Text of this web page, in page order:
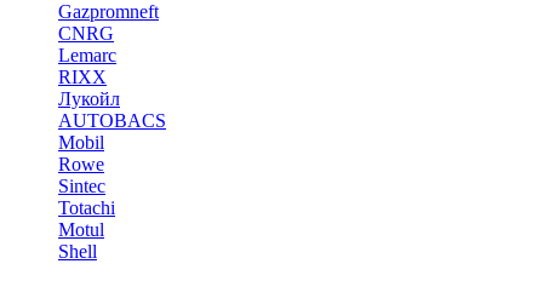
Gazpromneft
CNRG
Lemarc
RIXX
Лукойл
AUTOBACS
Mobil
Rowe
Sintec
Totachi
Motul
Shell